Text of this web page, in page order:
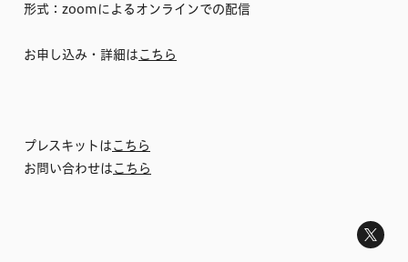
形式：zoomによるオンラインでの配信
お申し込み・詳細は こちら
プレスキットは こちら
お問い合わせは こちら